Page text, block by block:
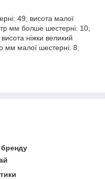
49; висота малої
мм болше шестерні: 10;
ніжки великий
мм малої шестерні: 8;
бренду